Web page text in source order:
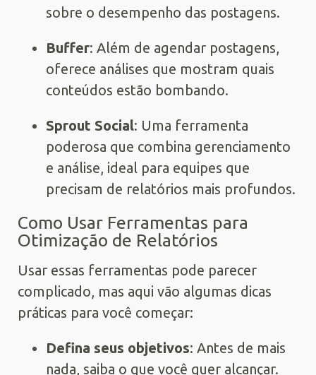
sobre o desempenho das postagens.
Buffer: Além de agendar postagens,
oferece análises que mostram quais
conteúdos estão bombando.
Sprout Social: Uma ferramenta
poderosa que combina gerenciamento
e análise, ideal para equipes que
precisam de relatórios mais profundos.
Como Usar Ferramentas para
Otimização de Relatórios
Usar essas ferramentas pode parecer
complicado, mas aqui vão algumas dicas
práticas para você começar:
Defina seus objetivos: Antes de mais
nada, saiba o que você quer alcançar.